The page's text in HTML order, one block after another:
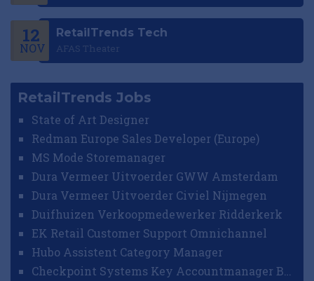
12
NOV
RetailTrends Tech
AFAS Theater
RetailTrends Jobs
State of Art Designer
Redman Europe Sales Developer (Europe)
MS Mode Storemanager
Dura Vermeer Uitvoerder GWW Amsterdam
Dura Vermeer Uitvoerder Civiel Nijmegen
Duifhuizen Verkoopmedewerker Ridderkerk
EK Retail Customer Support Omnichannel
Hubo Assistent Category Manager